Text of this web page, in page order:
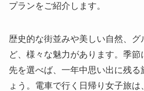
プランをご紹介します。
歴史的な街並みや美しい自然、グ
ど、様々な魅力があります。季
先を選べば、一年中思い出に残る
ょう。電車で行く日帰り女子旅は